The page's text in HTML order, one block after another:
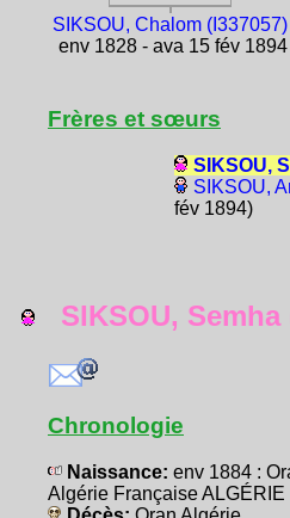
SIKSOU, Chalom (I337057)
env 1828 - ava 15 fév 1894
Frères et sœurs
SIKSOU,
SIKSOU,
fév 1894)
SIKSOU, Semha
Chronologie
Naissance: env 1884 :
Algérie Française ALGÉRIE